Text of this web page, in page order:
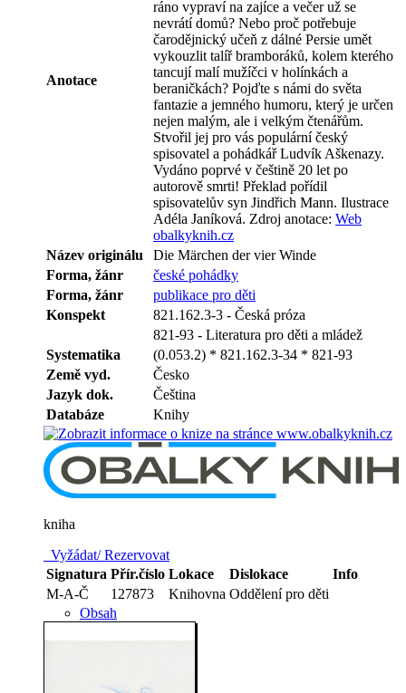
Anotace
ráno vypraví na zajíce a večer už se
nevrátí domů? Nebo proč potřebuje
čarodějnický učeň z dálné Persie umět
vykouzlit talíř bramboráků, kolem kterého
tancují malí mužíčci v holínkách a
beraničkách? Pojďte s námi do světa
fantazie a jemného humoru, který je určen
nejen malým, ale i velkým čtenářům.
Stvořil jej pro vás populární český
spisovatel a pohádkář Ludvík Aškenazy.
Vydáno poprvé v češtině 20 let po
autorově smrti! Překlad pořídil
spisovatelův syn Jindřich Mann. Ilustrace
Adéla Janíková. Zdroj anotace: Web
obalkyknih.cz
Název originálu
Die Märchen der vier Winde
Forma, žánr
české pohádky
Forma, žánr
publikace pro děti
Konspekt
821.162.3-3 - Česká próza
821-93 - Literatura pro děti a mládež
Systematika
(0.053.2) * 821.162.3-34 * 821-93
Země vyd.
Česko
Jazyk dok.
Čeština
Databáze
Knihy
kniha
Vyžádat/ Rezervovat
Signatura Přír.číslo Lokace Dislokace
Info
M-A-Č
127873 Knihovna Oddělení pro děti
Obsah